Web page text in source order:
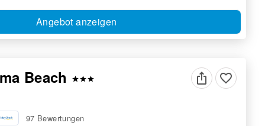
Angebot anzeigen
Beach starstarstar favorite_border
97 Bewertungen